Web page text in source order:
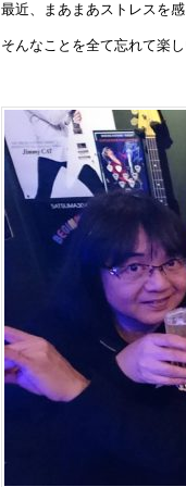
最近、まあまあストレスを
そんなことを全て忘れて楽